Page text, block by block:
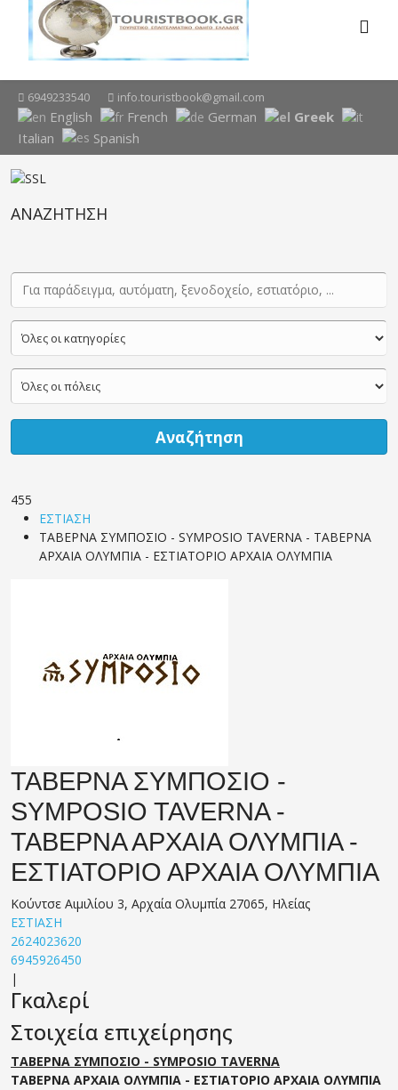
6949233540 info.touristbook@gmail.com
English French German
Greek
Italian
Spanish
ΑΝΑΖΗΤΗΣΗ
Αναζήτηση
455
ΕΣΤΙΑΣΗ
ΤΑΒΕΡΝΑ ΣΥΜΠΟΣΙΟ - SYMPOSIO TAVERNA - ΤΑΒΕΡΝΑ
ΑΡΧΑΙΑ ΟΛΥΜΠΙΑ - ΕΣΤΙΑΤΟΡΙΟ ΑΡΧΑΙΑ ΟΛΥΜΠΙΑ
ΤΑΒΕΡΝΑ ΣΥΜΠΟΣΙΟ -
SYMPOSIO TAVERNA -
ΤΑΒΕΡΝΑ ΑΡΧΑΙΑ ΟΛΥΜΠΙΑ -
ΕΣΤΙΑΤΟΡΙΟ ΑΡΧΑΙΑ ΟΛΥΜΠΙΑ
Κούντσε Αιμιλίου 3, Αρχαία Ολυμπία 27065, Ηλείας
ΕΣΤΙΑΣΗ
2624023620
6945926450
|
Γκαλερί
Στοιχεία επιχείρησης
ΤΑΒΕΡΝΑ ΣΥΜΠΟΣΙΟ - SYMPOSIO TAVERNA
ΤΑΒΕΡΝΑ ΑΡΧΑΙΑ ΟΛΥΜΠΙΑ - ΕΣΤΙΑΤΟΡΙΟ ΑΡΧΑΙΑ ΟΛΥΜΠΙΑ